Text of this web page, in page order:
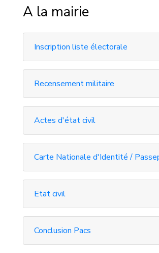
A la mairie
Inscription liste électorale
Recensement militaire
Actes d'état civil
Carte Nationale d'Identité /
Etat civil
Conclusion Pacs